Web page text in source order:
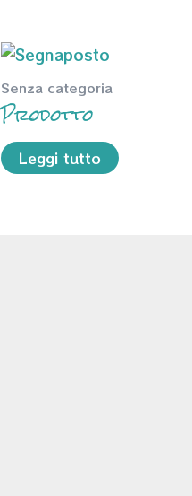
Senza categoria
Prodotto
Leggi tutto